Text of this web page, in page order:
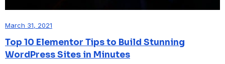
March 31, 2021
Top 10 Elementor Tips to Build Stunning
WordPress Sites in Minutes